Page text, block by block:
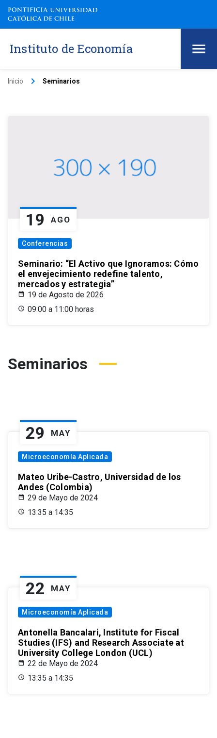
Instituto de Economía
Inicio keyboard_arrow_right Seminarios
19 AGO
Conferencias
Seminario: “El Activo que Ignoramos: Cómo
el envejecimiento redefine talento,
mercados y estrategia”
19 de Agosto de 2026
09:00 a 11:00 horas
Seminarios
29 MAY
Microeconomía Aplicada
Mateo Uribe-Castro, Universidad de los
Andes (Colombia)
29 de Mayo de 2024
13:35 a 14:35
22 MAY
Microeconomía Aplicada
Antonella Bancalari, Institute for Fiscal
Studies (IFS) and Research Associate at
University College London (UCL)
22 de Mayo de 2024
13:35 a 14:35